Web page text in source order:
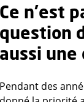
Ce n'est
question
aussi
Pendant des